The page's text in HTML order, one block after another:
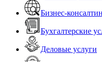
Бизнес-
Бухгалтерские
Деловые услуги